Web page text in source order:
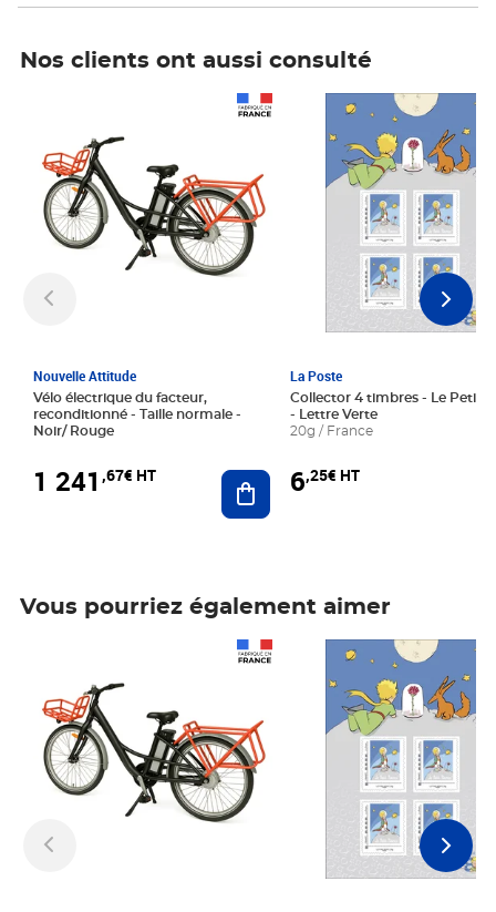
Nos clients ont aussi consulté
Nouvelle Attitude
Vélo électrique du facteur,
reconditionné - Taille normale -
Noir/ Rouge
1 241 ,67€ HT Ajouter au panier
La Poste
Collector 4 timbres - Le Petit
- Lettre Verte
20g / France
6,25€ HT
Prix 6,25€ HT
Vous pourriez également aimer
Prix 6,25€ HT